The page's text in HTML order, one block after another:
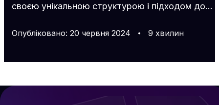
своєю унікальною структурою і підходом до
ключові особливості? Що таке матричний
план мережевого маркетингу Матричний
обмежена матриця, - це тип компенсаційного
чіткими обмеженнями на глибину і ширину
партнерської структури. Матриці можуть бути
Опубліковано: 20 червня 2024 9 хвилин